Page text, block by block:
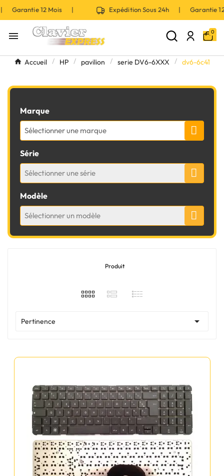
| Garantie 12 Mois | Expédition Sous 24h | Garantie
 0
Accueil HP pavilion serie DV6-6XXX dv6-6c41
Marque
Sélectionner une marque
Série
Sélectionner une série
Modèle
Sélectionner un modèle
Produit
Pertinence 